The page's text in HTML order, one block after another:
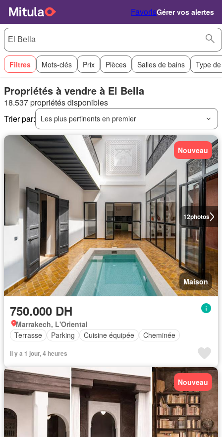
FavorisGérer vos alertes
Filtres Mots-clés Prix Pièces Salles de bains Type
Propriétés à vendre à El Bella
18.537 propriétés disponibles
Trier par:
Les plus pertinents en premier
12photos
Nouveau
Maison
750.000 DH
Marrakech, L'Oriental
Terrasse
Parking Cuisine équipée Cheminée
Il y a 1 jour, 4 heures
Nouveau